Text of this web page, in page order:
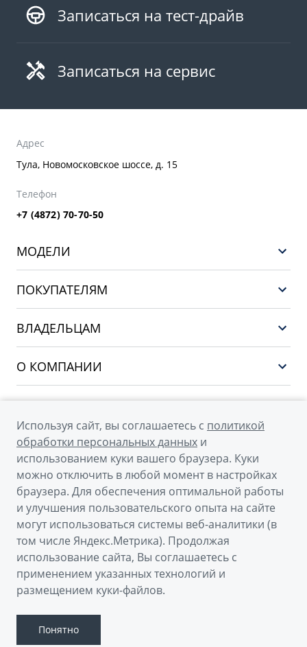
Записаться на тест-драйв
Записаться на сервис
Адрес
Тула, Новомосковское шоссе, д. 15
Телефон
+7 (4872) 70-70-50
МОДЕЛИ
EX5
PREFACE
CITYRAY
ATLAS
OKAVANGO
MONJARO
ПОКУПАТЕЛЯМ
ВЛАДЕЛЬЦАМ
О КОМПАНИИ
Новости
Наша команда
Правовая информация
Контакты
Мы в соцсетях
© 2026
Официальный сайт Geely в России
Политика обработки персональных данных
Правовая информация
Сделано в ПЕРКС
Используя сайт, вы соглашаетесь с политикой
обработки персональных данных и
использованием куки вашего браузера. Куки
можно отключить в любой момент в настройках
браузера. Для обеспечения оптимальной работы
и улучшения пользовательского опыта на сайте
могут использоваться системы веб-аналитики (в
том числе Яндекс.Метрика). Продолжая
использование сайта, Вы соглашаетесь с
применением указанных технологий и
размещением куки-файлов.
Понятно